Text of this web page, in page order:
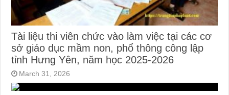
Tài liệu thi viên chức vào làm việc tại các cơ
sở giáo dục mầm non, phổ thông công lập
tỉnh Hưng Yên, năm học 2025-2026
March 31, 2026